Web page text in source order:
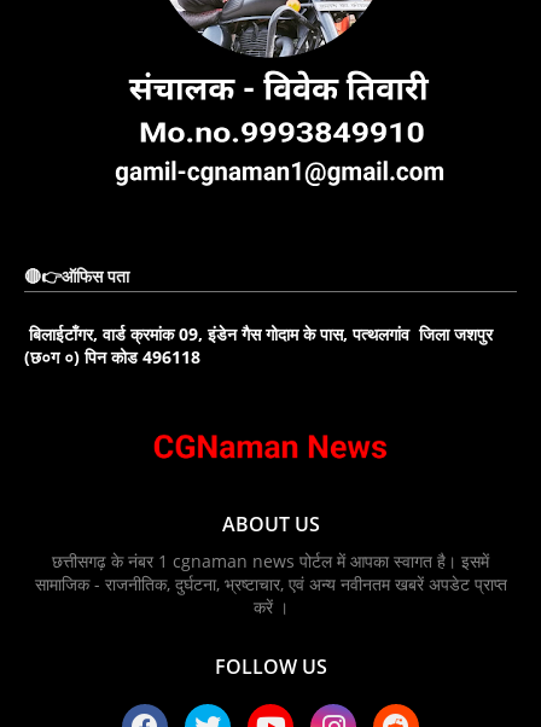
🔴👉ऑफिस पता
बिलाईटाँगर, वार्ड क्रमांक 09, इंडेन गैस गोदाम के पास, पत्थलगांव जिला जशपुर
(छ०ग ०) पिन कोड 496118
ABOUT US
छत्तीसगढ़ के नंबर 1 cgnaman news पोर्टल में आपका स्वागत है। इसमें
सामाजिक - राजनीतिक, दुर्घटना, भ्रष्टाचार, एवं अन्य नवीनतम खबरें अपडेट प्राप्त
करें ।
FOLLOW US